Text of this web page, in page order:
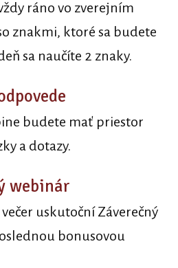
ráno vo zverejním
znakmi, ktoré sa budete
sa naučíte 2 znaky.
budete mať priestor
a dotazy.
webinár
večer uskutoční Záverečný
bonusovou